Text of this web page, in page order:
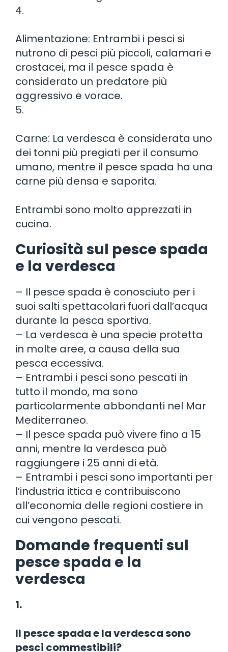
4.
Alimentazione: Entrambi i pesci si
nutrono di pesci più piccoli, calamari e
crostacei, ma il pesce spada è
considerato un predatore più
aggressivo e vorace.
5.
Carne: La verdesca è considerata uno
dei tonni più pregiati per il consumo
umano, mentre il pesce spada ha una
carne più densa e saporita.
Entrambi sono molto apprezzati in
cucina.
Curiosità sul pesce spada
e la verdesca
– Il pesce spada è conosciuto per i
suoi salti spettacolari fuori dall’acqua
durante la pesca sportiva.
– La verdesca è una specie protetta
in molte aree, a causa della sua
pesca eccessiva.
– Entrambi i pesci sono pescati in
tutto il mondo, ma sono
particolarmente abbondanti nel Mar
Mediterraneo.
– Il pesce spada può vivere fino a 15
anni, mentre la verdesca può
raggiungere i 25 anni di età.
– Entrambi i pesci sono importanti per
l’industria ittica e contribuiscono
all’economia delle regioni costiere in
cui vengono pescati.
Domande frequenti sul
pesce spada e la
verdesca
1.
Il pesce spada e la verdesca sono
pesci commestibili?